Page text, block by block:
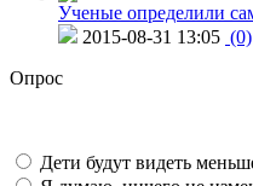
Ученые определили
2015-08-31 13:05 (0)
Опрос
Дети будут видеть